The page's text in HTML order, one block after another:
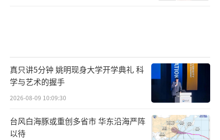
真只讲5分钟 姚明现身大学开学典礼 科
学与艺术的握手
2026-08-09 10:09:30
台风白海豚或重创多省市 华东沿海严阵
以待